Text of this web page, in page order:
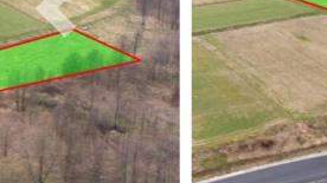
Previous